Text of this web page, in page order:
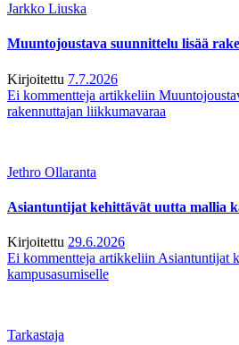
Jarkko Liuska
Muuntojoustava suunnittelu lisää
Kirjoitettu 7.7.2026
Ei kommentteja artikkeliin
rakennuttajan liikkumavaraa
Jethro Ollaranta
Asiantuntijat kehittävät uutta mallia
Kirjoitettu 29.6.2026
Ei kommentteja artikkeliin Asiantuntijat
kampusasumiselle
Tarkastaja